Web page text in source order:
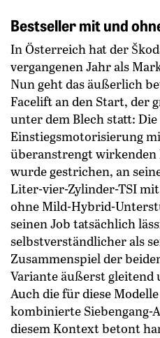
Bestseller mit und
In Österreich hat der
vergangenen Jahr als
Nun geht das ­äußerlich
Facelift an den Start, der
unter dem Blech statt:
Einstiegsmotorisierung
überanstrengt
wurde gestrichen, an
Liter-vier-Zylinder-TSI
ohne Mild-Hybrid-
seinen Job tatsächlich
selbstverständlicher als
Zusammenspiel der
Variante äußerst
Auch die für diese
kombinierte Siebengang-
diesem Kontext betont